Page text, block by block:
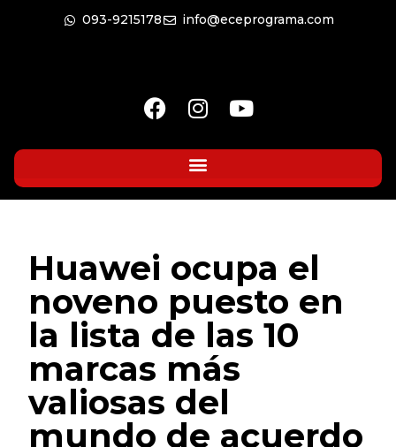
093-9215178 info@eceprograma.com
Huawei ocupa el
noveno puesto en
la lista de las 10
marcas más
valiosas del
mundo de acuerdo